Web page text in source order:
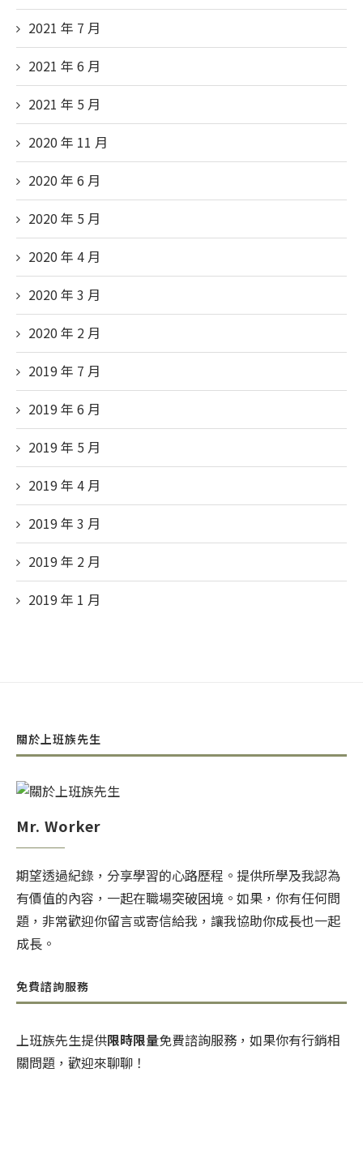
2021 年 7 月
2021 年 6 月
2021 年 5 月
2020 年 11 月
2020 年 6 月
2020 年 5 月
2020 年 4 月
2020 年 3 月
2020 年 2 月
2019 年 7 月
2019 年 6 月
2019 年 5 月
2019 年 4 月
2019 年 3 月
2019 年 2 月
2019 年 1 月
關於上班族先生
Mr. Worker
期望透過紀錄，分享學習的心路歷程。提供所學及我認為
有價值的內容，一起在職場突破困境。如果，你有任何問
題，非常歡迎你留言或寄信給我，讓我協助你成長也一起
成長。
免費諮詢服務
上班族先生提供限時限量免費諮詢服務，如果你有行銷相
關問題，歡迎來聊聊！